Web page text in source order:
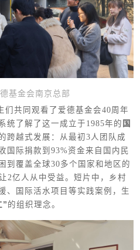
基金会南京总部
们共同观看了爱德基金会40周年
了解了这一成立于1985年的 国
跨越式发展：从最初3人团队成
国际捐款到93%资金来自国内民
到覆盖全球30多个国家和地区的
2亿人从中受益。短片中，乡村
、国际活水项目等实践案例，生
” 的组织理念。